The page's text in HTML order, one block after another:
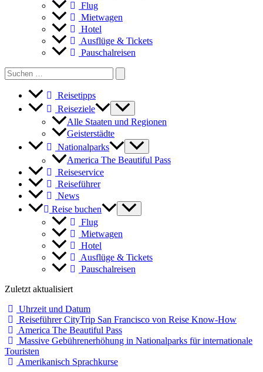
Flug
Mietwagen
Hotel
Ausflüge & Tickets
Pauschalreisen
Search
for:
Reisetipps
Reiseziele
Alle Staaten und Regionen
Geisterstädte
Nationalparks
America The Beautiful Pass
Reiseservice
Reiseführer
News
Reise buchen
Flug
Mietwagen
Hotel
Ausflüge & Tickets
Pauschalreisen
Zuletzt aktualisiert
Uhrzeit und Datum
Reiseführer CityTrip San Francisco von Reise Know-How
America The Beautiful Pass
Massive Gebührenerhöhung in Nationalparks für internationale
Touristen
Amerikanisch Sprachkurse